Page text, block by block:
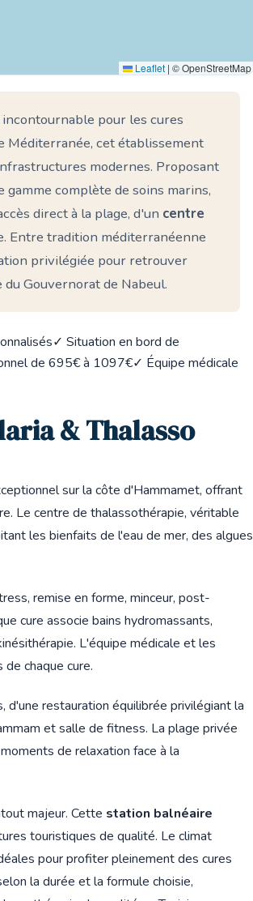
Leaflet | © OpenStreetMap
pour les cures
Méditerranée, cet établissement
modernes. Proposant
complète de soins marins,
direct à la plage, d'un centre
Entre tradition méditerranéenne
privilégiée pour retrouver
Gouvernorat de Nabeul.
✓ Situation en bord de
de 695€ à 1097€✓ Équipe médicale
& Thalasso
sur la côte d'Hammamet, offrant
Le centre de thalassothérapie, véritable
les bienfaits de l'eau de mer, des algues
remise en forme, minceur, post-
cure associe bains hydromassants,
L'équipe médicale et les
chaque cure.
restauration équilibrée privilégiant la
et salle de fitness. La plage privée
de relaxation face à la
majeur. Cette station balnéaire
touristiques de qualité. Le climat
pour profiter pleinement des cures
la durée et la formule choisie,